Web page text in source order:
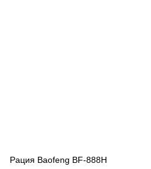
Рация Baofeng BF-888H